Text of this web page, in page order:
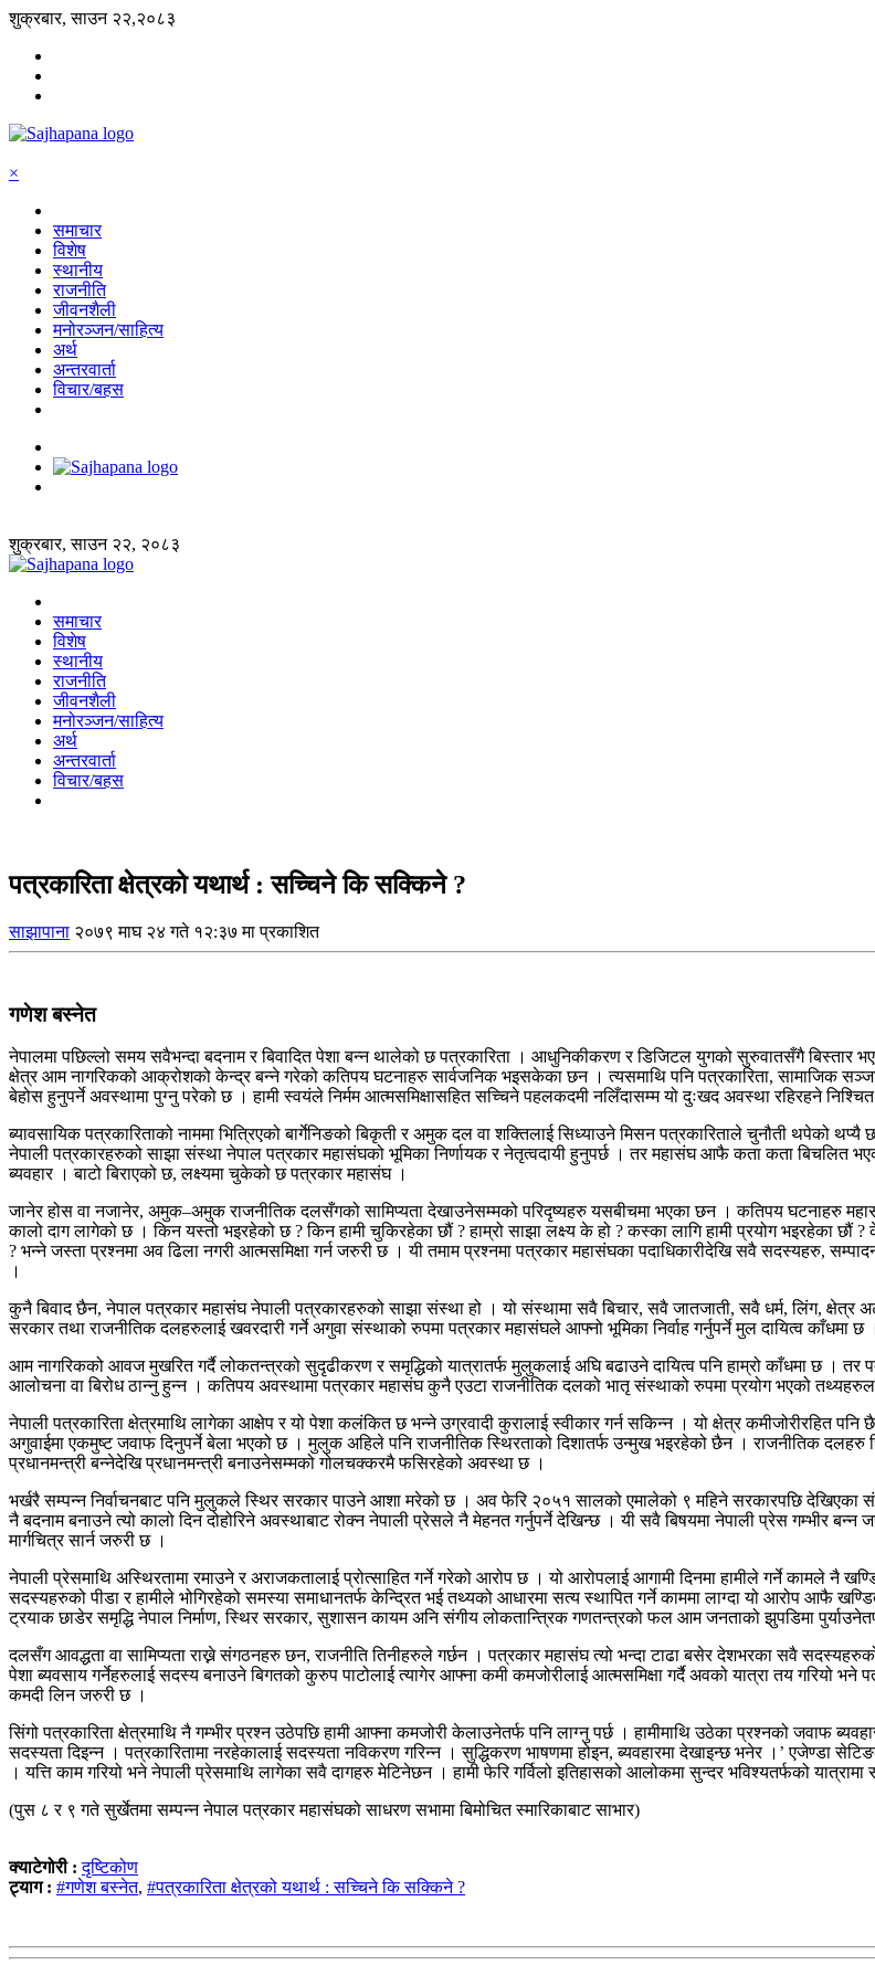
शुक्रबार, साउन २२,२०८३
×
समाचार
विशेष
स्थानीय
राजनीति
जीवनशैली
मनोरञ्जन/साहित्य
अर्थ
अन्तरवार्ता
विचार/बहस
शुक्रबार, साउन २२, २०८३
समाचार
विशेष
स्थानीय
राजनीति
जीवनशैली
मनोरञ्जन/साहित्य
अर्थ
अन्तरवार्ता
विचार/बहस
पत्रकारिता क्षेत्रको यथार्थ : सच्चिने कि सक्किने ?
साझापाना २०७९ माघ २४ गते १२:३७ मा प्रकाशित
गणेश बस्नेत
नेपालमा पछिल्लो समय सवैभन्दा बदनाम र बिवादित पेशा बन्न थालेको छ पत्रकारिता । आधुनिकीकरण र डिजिटल युगको सुरुवातसँगै बिस्तार
क्षेत्र आम नागरिकको आक्रोशको केन्द्र बन्ने गरेको कतिपय घटनाहरु सार्वजनिक भइसकेका छन । त्यसमाथि पनि पत्रकारिता, सामाजिक
बेहोस हुनुपर्ने अवस्थामा पुग्नु परेको छ । हामी स्वयंले निर्मम आत्मसमिक्षासहित सच्चिने पहलकदमी नलिँदासम्म यो दुःखद अवस्था रहिरहने
ब्यावसायिक पत्रकारिताको नाममा भित्रिएको बार्गेनिङको बिकृती र अमुक दल वा शक्तिलाई सिध्याउने मिसन पत्रकारिताले चुनौती थपेको
नेपाली पत्रकारहरुको साझा संस्था नेपाल पत्रकार महासंघको भूमिका निर्णायक र नेतृत्वदायी हुनुपर्छ । तर महासंघ आफै कता कता बिचलित
ब्यवहार । बाटो बिराएको छ, लक्ष्यमा चुकेको छ पत्रकार महासंघ ।
जानेर होस वा नजानेर, अमुक–अमुक राजनीतिक दलसँगको सामिप्यता देखाउनेसम्मको परिदृष्यहरु यसबीचमा भएका छन । कतिपय घटनाहरु
कालो दाग लागेको छ । किन यस्तो भइरहेको छ ? किन हामी चुकिरहेका छौं ? हाम्रो साझा लक्ष्य के हो ? कस्का लागि हामी प्रयोग भइरहेका छौं
? भन्ने जस्ता प्रश्नमा अव ढिला नगरी आत्मसमिक्षा गर्न जरुरी छ । यी तमाम प्रश्नमा पत्रकार महासंघका पदाधिकारीदेखि सवै सदस्यहरु,
।
कुनै बिवाद छैन, नेपाल पत्रकार महासंघ नेपाली पत्रकारहरुको साझा संस्था हो । यो संस्थामा सवै बिचार, सवै जातजाती, सवै धर्म, लिंग,
सरकार तथा राजनीतिक दलहरुलाई खवरदारी गर्ने अगुवा संस्थाको रुपमा पत्रकार महासंघले आफ्नो भूमिका निर्वाह गर्नुपर्ने मुल दायित्व काँधमा छ ।
आम नागरिकको आवज मुखरित गर्दै लोकतन्त्रको सुदृढीकरण र समृद्धिको यात्रातर्फ मुलुकलाई अघि बढाउने दायित्व पनि हाम्रो काँधमा छ ।
आलोचना वा बिरोध ठान्नु हुन्न । कतिपय अवस्थामा पत्रकार महासंघ कुनै एउटा राजनीतिक दलको भातृ संस्थाको रुपमा प्रयोग भएको
नेपाली पत्रकारिता क्षेत्रमाथि लागेका आक्षेप र यो पेशा कलंकित छ भन्ने उग्रवादी कुरालाई स्वीकार गर्न सकिन्न । यो क्षेत्र
अगुवाईमा एकमुष्ट जवाफ दिनुपर्ने बेला भएको छ । मुलुक अहिले पनि राजनीतिक स्थिरताको दिशातर्फ उन्मुख भइरहेको छैन । राजनीतिक दलहरु
प्रधानमन्त्री बन्नेदेखि प्रधानमन्त्री बनाउनेसम्मको गोलचक्करमै फसिरहेको अवस्था छ ।
भर्खरै सम्पन्न निर्वाचनबाट पनि मुलुकले स्थिर सरकार पाउने आशा मरेको छ । अव फेरि २०५१ सालको एमालेको ९ महिने सरकारपछि देखिएका
नै बदनाम बनाउने त्यो कालो दिन दोहोरिने अवस्थाबाट रोक्न नेपाली प्रेसले नै मेहनत गर्नुपर्ने देखिन्छ । यी सवै बिषयमा नेपाली प्रेस गम्भीर
मार्गचित्र सार्न जरुरी छ ।
नेपाली प्रेसमाथि अस्थिरतामा रमाउने र अराजकतालाई प्रोत्साहित गर्ने गरेको आरोप छ । यो आरोपलाई आगामी दिनमा हामीले गर्ने कामले
सदस्यहरुको पीडा र हामीले भोगिरहेको समस्या समाधानतर्फ केन्द्रित भई तथ्यको आधारमा सत्य स्थापित गर्ने काममा लाग्दा यो आरोप
ट्रयाक छाडेर समृद्धि नेपाल निर्माण, स्थिर सरकार, सुशासन कायम अनि संगीय लोकतान्त्रिक गणतन्त्रको फल आम जनताको झुपडिमा
दलसँग आवद्धता वा सामिप्यता राख्ने संगठनहरु छन, राजनीति तिनीहरुले गर्छन । पत्रकार महासंघ त्यो भन्दा टाढा बसेर देशभरका सवै
पेशा ब्यवसाय गर्नेहरुलाई सदस्य बनाउने बिगतको कुरुप पाटोलाई त्यागेर आफ्ना कमी कमजोरीलाई आत्मसमिक्षा गर्दै अवको यात्रा तय
कमदी लिन जरुरी छ ।
सिंगो पत्रकारिता क्षेत्रमाथि नै गम्भीर प्रश्न उठेपछि हामी आफ्ना कमजोरी केलाउनेतर्फ पनि लाग्नु पर्छ । हामीमाथि उठेका प्रश्नको जवाफ
सदस्यता दिइन्न । पत्रकारितामा नरहेकालाई सदस्यता नविकरण गरिन्न । सुद्धिकरण भाषणमा होइन, ब्यवहारमा देखाइन्छ भनेर ।’ एजेण्डा
। यत्ति काम गरियो भने नेपाली प्रेसमाथि लागेका सवै दागहरु मेटिनेछन । हामी फेरि गर्विलो इतिहासको आलोकमा सुन्दर भविश्यतर्फको
(पुस ८ र ९ गते सुर्खेतमा सम्पन्न नेपाल पत्रकार महासंघको साधरण सभामा बिमोचित स्मारिकाबाट साभार)
क्याटेगोरी :दृष्टिकोण
ट्याग : #गणेश बस्नेत, #पत्रकारिता क्षेत्रको यथार्थ : सच्चिने कि सक्किने ?